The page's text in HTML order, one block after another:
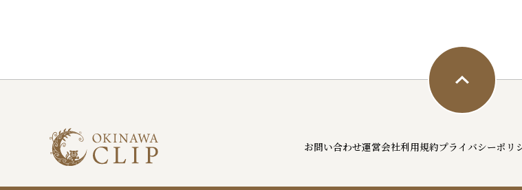
お問い合わせ運営会社利用規約プライバシーポリ